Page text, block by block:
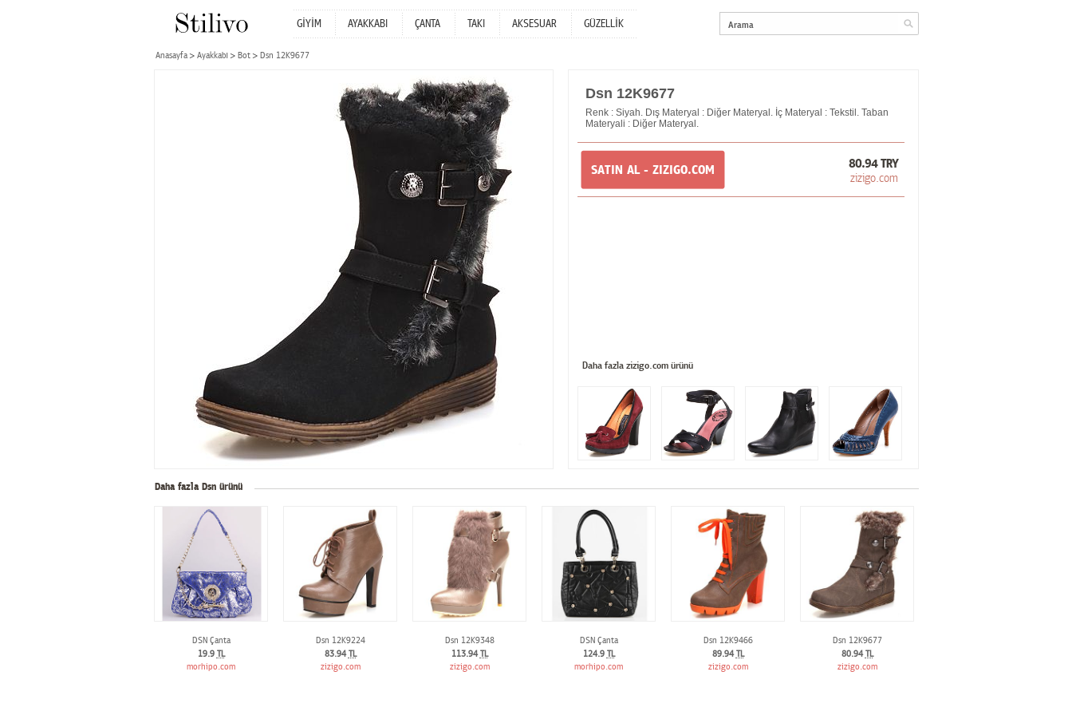
GİYİM AYAKKABI ÇANTA TAKI AKSESUAR GÜZELLİK
Anasayfa Ayakkabı Bot Dsn 12K9677
Dsn 12K9677
Renk : Siyah. Dış Materyal : Diğer Materyal. İç Materyal : Tekstil. Taban
Materyali : Diğer Materyal.
SATIN AL - ZIZIGO.COM 80.94 TRY
zizigo.com
Daha fazla zizigo.com ürünü
Daha fazla Dsn ürünü
DSN Çanta
19.9 TL
morhipo.com
Dsn 12K9224
83.94TL
zizigo.com
Dsn 12K9348
113.94TL
zizigo.com
DSN Çanta
124.9 TL
morhipo.com
Dsn 12K9466
89.94TL
zizigo.com
Dsn 12K9677
80.94TL
zizigo.com